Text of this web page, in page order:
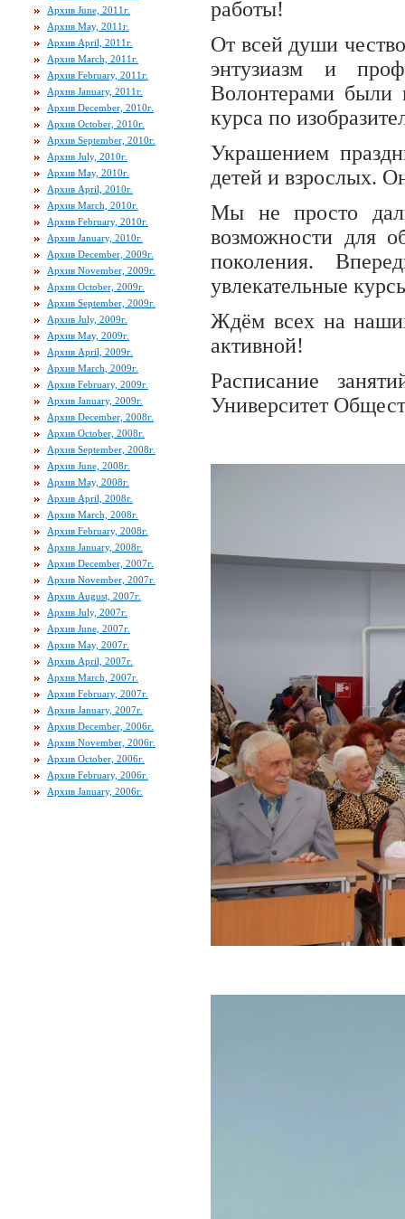
Архив June, 2011г.
Архив May, 2011г.
Архив April, 2011г.
Архив March, 2011г.
Архив February, 2011г.
Архив January, 2011г.
Архив December, 2010г.
Архив October, 2010г.
Архив September, 2010г.
Архив July, 2010г.
Архив May, 2010г.
Архив April, 2010г.
Архив March, 2010г.
Архив February, 2010г.
Архив January, 2010г.
Архив December, 2009г.
Архив November, 2009г.
Архив October, 2009г.
Архив September, 2009г.
Архив July, 2009г.
Архив May, 2009г.
Архив April, 2009г.
Архив March, 2009г.
Архив February, 2009г.
Архив January, 2009г.
Архив December, 2008г.
Архив October, 2008г.
Архив September, 2008г.
Архив June, 2008г.
Архив May, 2008г.
Архив April, 2008г.
Архив March, 2008г.
Архив February, 2008г.
Архив January, 2008г.
Архив December, 2007г.
Архив November, 2007г.
Архив August, 2007г.
Архив July, 2007г.
Архив June, 2007г.
Архив May, 2007г.
Архив April, 2007г.
Архив March, 2007г.
Архив February, 2007г.
Архив January, 2007г.
Архив December, 2006г.
Архив November, 2006г.
Архив October, 2006г.
Архив February, 2006г.
Архив January, 2006г.
работы!
От всей души
энтузиазм и
Волонтерами были
курса по
Украшением
детей и взрослых.
Мы не просто
возможности для
поколения.
увлекательные
Ждём всех на
активной!
Расписание
Университет